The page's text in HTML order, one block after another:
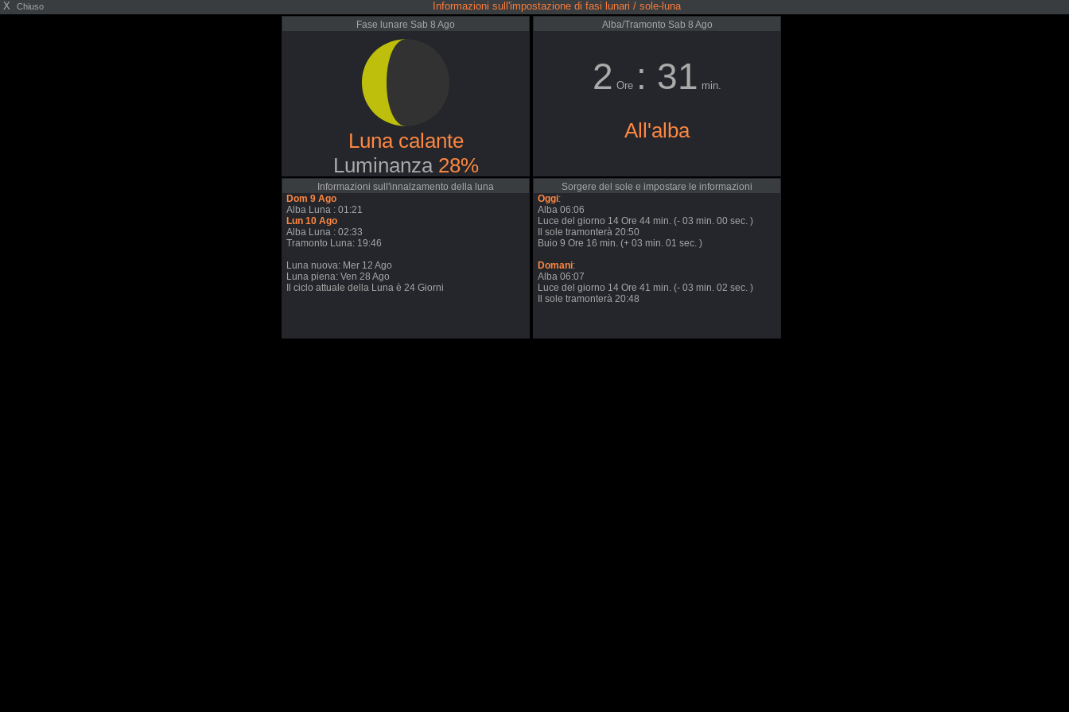
X Chiuso Informazioni sull'impostazione di fasi lunari / sole-luna
Fase lunare Sab 8 Ago
Luna calante
Luminanza 28%
Alba/Tramonto Sab 8 Ago
2 Ore : 31 min.
All'alba
Informazioni sull'innalzamento della luna
Dom 9 Ago
Alba Luna : 01:21
Lun 10 Ago
Alba Luna : 02:33
Tramonto Luna: 19:46
Luna nuova: Mer 12 Ago
Luna piena: Ven 28 Ago
Il ciclo attuale della Luna è 24 Giorni
Sorgere del sole e impostare le informazioni
Oggi:
Alba 06:06
Luce del giorno 14 Ore 44 min. (- 03 min. 00 sec. )
Il sole tramonterà 20:50
Buio 9 Ore 16 min. (+ 03 min. 01 sec. )
Domani:
Alba 06:07
Luce del giorno 14 Ore 41 min. (- 03 min. 02 sec. )
Il sole tramonterà 20:48